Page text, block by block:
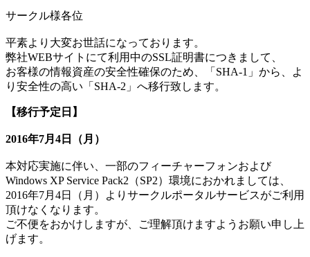
サークル様各位
平素より大変お世話になっております。
弊社WEBサイトにて利用中のSSL証明書につきまして、
お客様の情報資産の安全性確保のため、「SHA-1」から、よ
り安全性の高い「SHA-2」へ移行致します。
【移行予定日】
2016年7月4日（月）
本対応実施に伴い、一部のフィーチャーフォンおよび
Windows XP Service Pack2（SP2）環境におかれましては、
2016年7月4日（月）よりサークルポータルサービスがご利用
頂けなくなります。
ご不便をおかけしますが、ご理解頂けますようお願い申し上
げます。